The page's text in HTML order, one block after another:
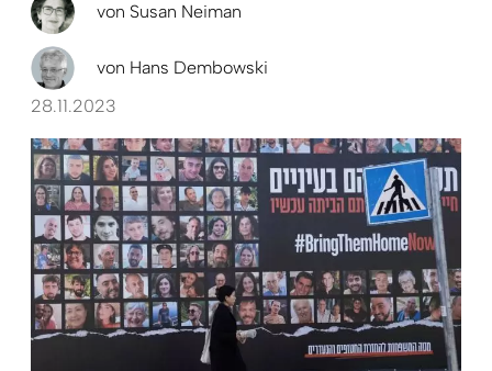
von Susan Neiman
von Hans Dembowski
28.11.2023